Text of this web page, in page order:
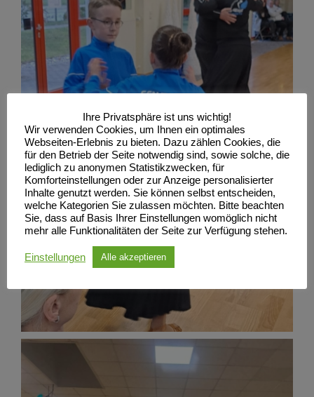
Ihre Privatsphäre ist uns wichtig!
Wir verwenden Cookies, um Ihnen ein optimales
Webseiten-Erlebnis zu bieten. Dazu zählen Cookies, die
für den Betrieb der Seite notwendig sind, sowie solche, die
lediglich zu anonymen Statistikzwecken, für
Komforteinstellungen oder zur Anzeige personalisierter
Inhalte genutzt werden. Sie können selbst entscheiden,
welche Kategorien Sie zulassen möchten. Bitte beachten
Sie, dass auf Basis Ihrer Einstellungen womöglich nicht
mehr alle Funktionalitäten der Seite zur Verfügung stehen.
Einstellungen Alle akzeptieren